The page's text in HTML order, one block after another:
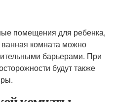
помещения для ребенка,
ванная комната можно
барьерами. При
будут также